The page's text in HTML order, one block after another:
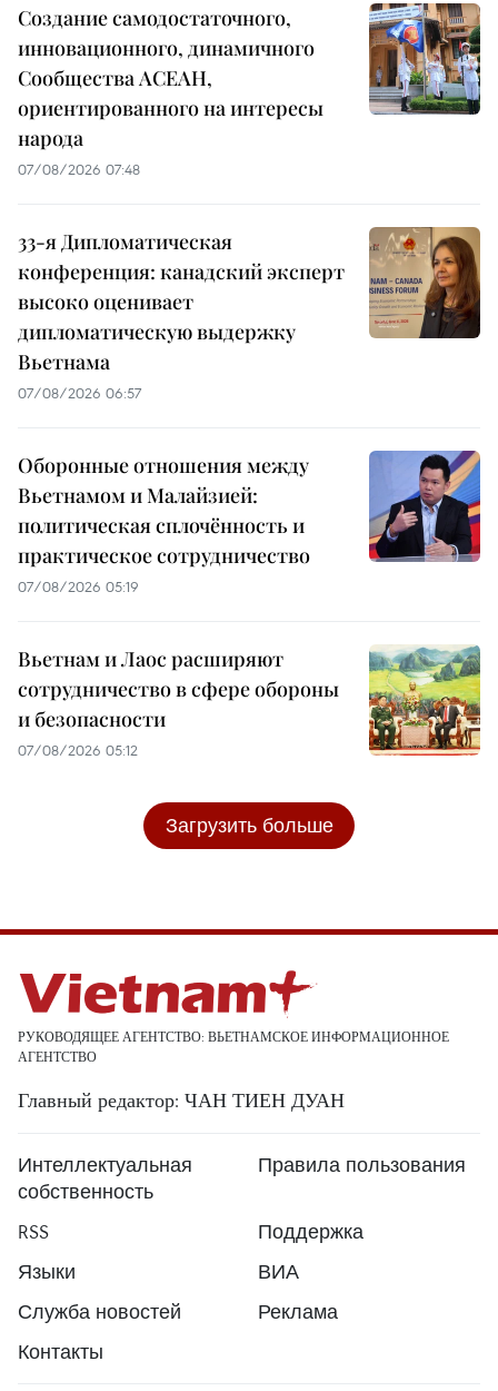
Создание самодостаточного,
инновационного, динамичного
Сообщества АСЕАН,
ориентированного на интересы
народа
07/08/2026 07:48
33-я Дипломатическая
конференция: канадский эксперт
высоко оценивает
дипломатическую выдержку
Вьетнама
07/08/2026 06:57
Оборонные отношения между
Вьетнамом и Малайзией:
политическая сплочённость и
практическое сотрудничество
07/08/2026 05:19
Вьетнам и Лаос расширяют
сотрудничество в сфере обороны
и безопасности
07/08/2026 05:12
Загрузить больше
РУКОВОДЯЩЕЕ АГЕНТСТВО: ВЬЕТНАМСКОЕ ИНФОРМАЦИОННОЕ
АГЕНТСТВО
Главный редактор: ЧАН ТИЕН ДУАН
Интеллектуальная
собственность
Правила пользования
RSS
Поддержка
Языки
ВИА
Служба новостей
Реклама
Контакты